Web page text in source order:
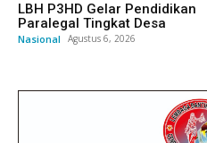
LBH P3HD Gelar Pendidikan
Paralegal Tingkat Desa
Nasional Agustus 6, 2026